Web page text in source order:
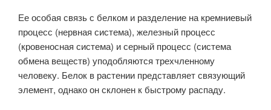
Ее особая связь с белком и разделение на кремниевый
процесс (нервная система), железный процесс
(кровеносная система) и серный процесс (система
обмена веществ) уподобляются трехчленному
человеку. Белок в растении представляет связующий
элемент, однако он склонен к быстрому распаду.